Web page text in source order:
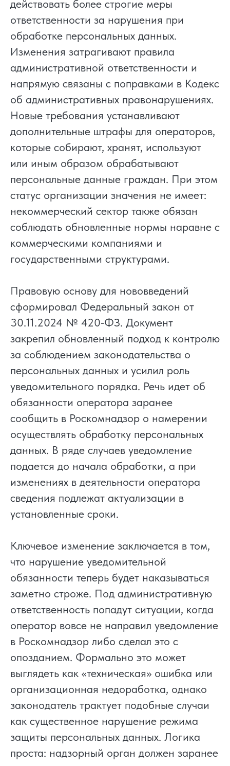
действовать более строгие меры
ответственности за нарушения при
обработке персональных данных.
Изменения затрагивают правила
административной ответственности и
напрямую связаны с поправками в Кодекс
об административных правонарушениях.
Новые требования устанавливают
дополнительные штрафы для операторов,
которые собирают, хранят, используют
или иным образом обрабатывают
персональные данные граждан. При этом
статус организации значения не имеет:
некоммерческий сектор также обязан
соблюдать обновленные нормы наравне с
коммерческими компаниями и
государственными структурами.
Правовую основу для нововведений
сформировал Федеральный закон от
30.11.2024 № 420‑ФЗ. Документ
закрепил обновленный подход к контролю
за соблюдением законодательства о
персональных данных и усилил роль
уведомительного порядка. Речь идет об
обязанности оператора заранее
сообщить в Роскомнадзор о намерении
осуществлять обработку персональных
данных. В ряде случаев уведомление
подается до начала обработки, а при
изменениях в деятельности оператора
сведения подлежат актуализации в
установленные сроки.
Ключевое изменение заключается в том,
что нарушение уведомительной
обязанности теперь будет наказываться
заметно строже. Под административную
ответственность попадут ситуации, когда
оператор вовсе не направил уведомление
в Роскомнадзор либо сделал это с
опозданием. Формально это может
выглядеть как «техническая» ошибка или
организационная недоработка, однако
законодатель трактует подобные случаи
как существенное нарушение режима
защиты персональных данных. Логика
проста: надзорный орган должен заранее